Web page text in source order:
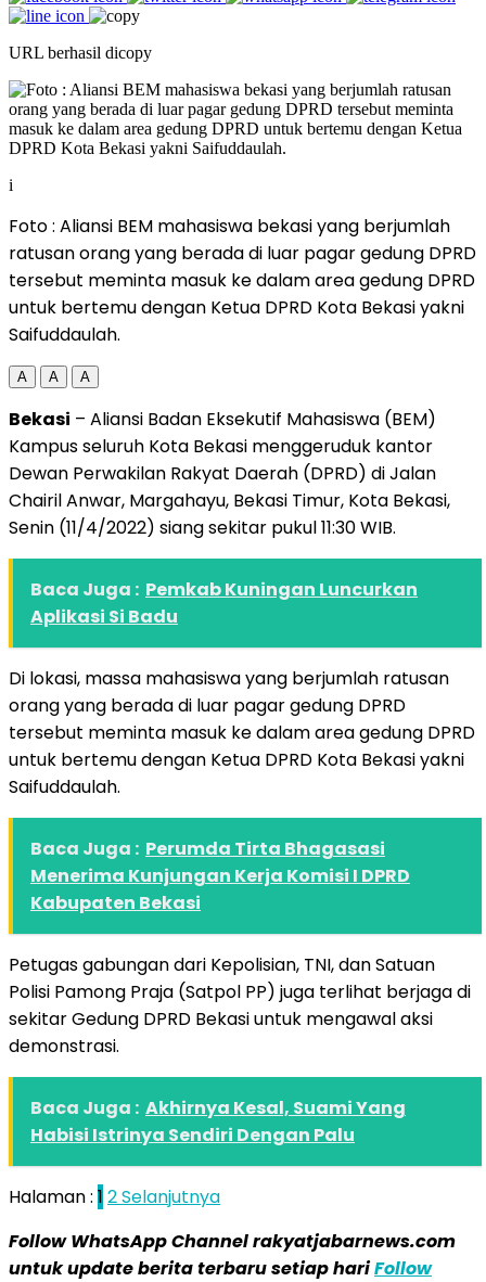
URL berhasil dicopy
i
Foto : Aliansi BEM mahasiswa bekasi yang berjumlah
ratusan orang yang berada di luar pagar gedung DPRD
tersebut meminta masuk ke dalam area gedung DPRD
untuk bertemu dengan Ketua DPRD Kota Bekasi yakni
Saifuddaulah.
A A A
Bekasi – Aliansi Badan Eksekutif Mahasiswa (BEM)
Kampus seluruh Kota Bekasi menggeruduk kantor
Dewan Perwakilan Rakyat Daerah (DPRD) di Jalan
Chairil Anwar, Margahayu, Bekasi Timur, Kota Bekasi,
Senin (11/4/2022) siang sekitar pukul 11:30 WIB.
Baca Juga : Pemkab Kuningan Luncurkan
Aplikasi Si Badu
Di lokasi, massa mahasiswa yang berjumlah ratusan
orang yang berada di luar pagar gedung DPRD
tersebut meminta masuk ke dalam area gedung DPRD
untuk bertemu dengan Ketua DPRD Kota Bekasi yakni
Saifuddaulah.
Baca Juga : Perumda Tirta Bhagasasi
Menerima Kunjungan Kerja Komisi I DPRD
Kabupaten Bekasi
Petugas gabungan dari Kepolisian, TNI, dan Satuan
Polisi Pamong Praja (Satpol PP) juga terlihat berjaga di
sekitar Gedung DPRD Bekasi untuk mengawal aksi
demonstrasi.
Baca Juga : Akhirnya Kesal, Suami Yang
Habisi Istrinya Sendiri Dengan Palu
Halaman : 1 2Selanjutnya
Follow WhatsApp Channel rakyatjabarnews.com
untuk update berita terbaru setiap hariFollow